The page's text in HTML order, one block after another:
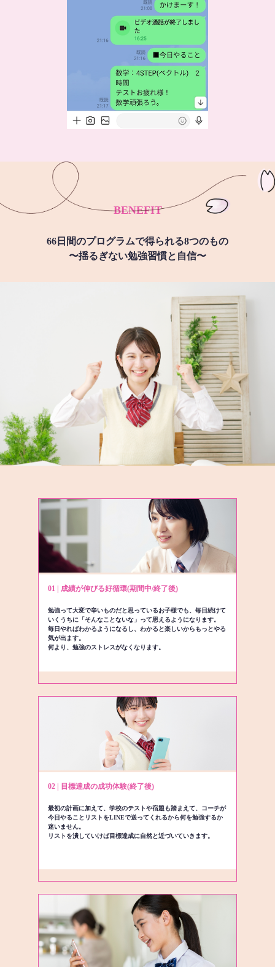
BENEFIT
66日間のプログラムで得られる8つのもの
〜揺るぎない勉強習慣と自信〜
01 | 成績が伸びる好循環(期間中/終了後)
勉強って大変で辛いものだと思っているお子様でも、毎日続けて
いくうちに「そんなことないな」って思えるようになります。
毎日やればわかるようになるし、わかると楽しいからもっとやる
気が出ます。
何より、勉強のストレスがなくなります。
02 | 目標達成の成功体験(終了後)
最初の計画に加えて、学校のテストや宿題も踏まえて、コーチが
今日やることリストをLINEで送ってくれるから何を勉強するか
迷いません。
リストを潰していけば目標達成に自然と近づいていきます。